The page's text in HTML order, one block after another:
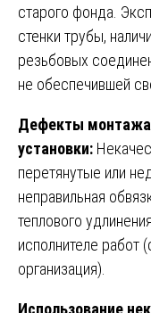
старого фонда.
стенки трубы,
резьбовых
не обеспечившей
Дефекты монтажа
установки:
перетянутые или
неправильная
теплового
исполнителе работ
организация).
Использование